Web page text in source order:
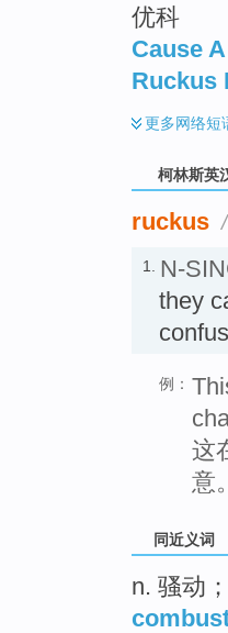
优科
Cause
Ruckus
更多网络短
柯林斯英
ruckus
1. N-
they
例：
这
意。
同近义词
n. 骚动